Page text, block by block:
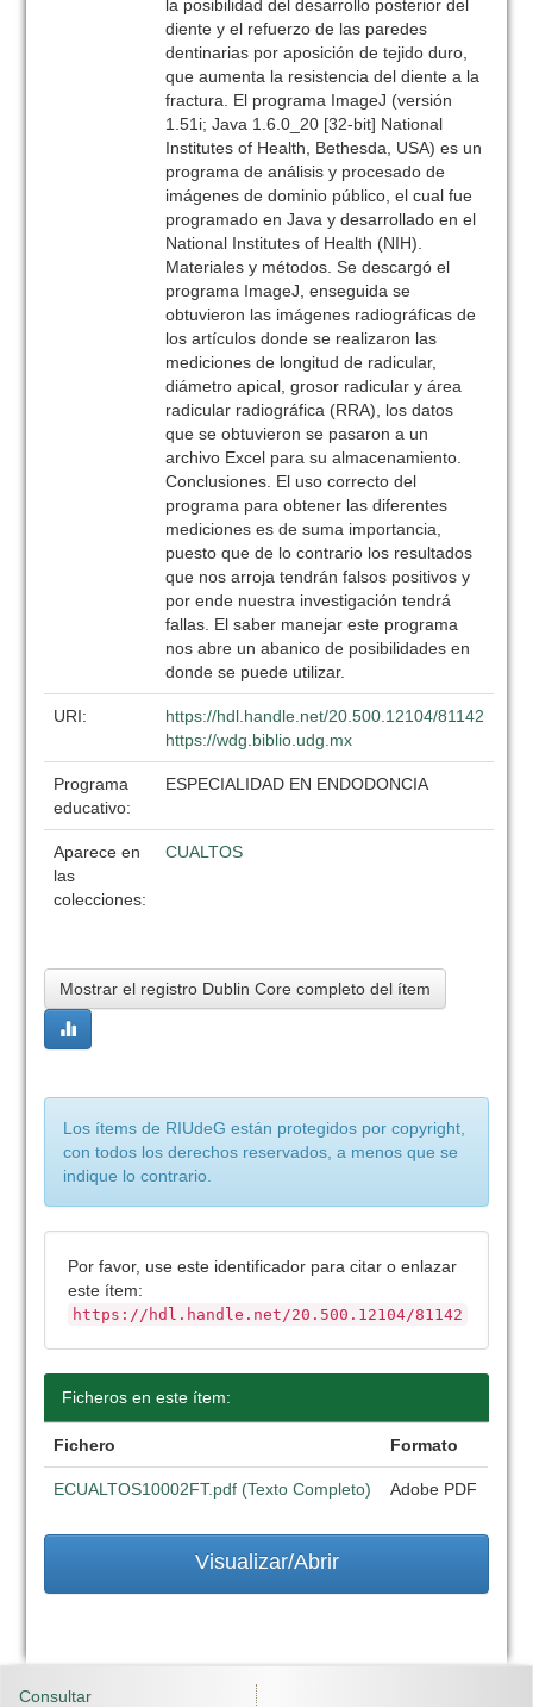
la posibilidad del desarrollo posterior del
diente y el refuerzo de las paredes
dentinarias por aposición de tejido duro,
que aumenta la resistencia del diente a la
fractura. El programa ImageJ (versión
1.51i; Java 1.6.0_20 [32-bit] National
Institutes of Health, Bethesda, USA) es un
programa de análisis y procesado de
imágenes de dominio público, el cual fue
programado en Java y desarrollado en el
National Institutes of Health (NIH).
Materiales y métodos. Se descargó el
programa ImageJ, enseguida se
obtuvieron las imágenes radiográficas de
los artículos donde se realizaron las
mediciones de longitud de radicular,
diámetro apical, grosor radicular y área
radicular radiográfica (RRA), los datos
que se obtuvieron se pasaron a un
archivo Excel para su almacenamiento.
Conclusiones. El uso correcto del
programa para obtener las diferentes
mediciones es de suma importancia,
puesto que de lo contrario los resultados
que nos arroja tendrán falsos positivos y
por ende nuestra investigación tendrá
fallas. El saber manejar este programa
nos abre un abanico de posibilidades en
donde se puede utilizar.
URI:
https://hdl.handle.net/20.500.12104/81142
https://wdg.biblio.udg.mx
Programa
educativo:
ESPECIALIDAD EN ENDODONCIA
Aparece en
las
colecciones:
CUALTOS
Mostrar el registro Dublin Core completo del ítem
Los ítems de RIUdeG están protegidos por copyright,
con todos los derechos reservados, a menos que se
indique lo contrario.
Por favor, use este identificador para citar o enlazar
este ítem:
https://hdl.handle.net/20.500.12104/81142
Ficheros en este ítem:
Fichero Formato
ECUALTOS10002FT.pdf (Texto Completo) Adobe PDF
Visualizar/Abrir
Consultar